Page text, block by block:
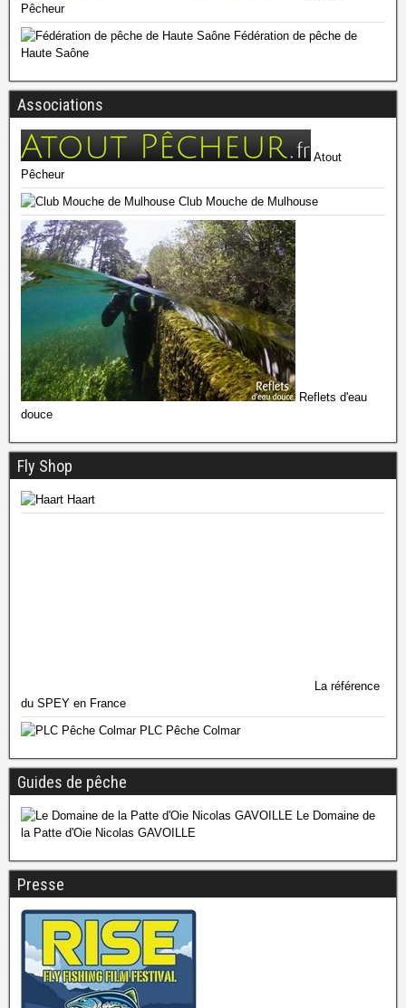
Pêcheur
Fédération de pêche de
Haute Saône
Associations
Atout
Pêcheur
Club Mouche de Mulhouse
Reflets d'eau
douce
Fly Shop
Haart
La référence
du SPEY en France
PLC Pêche Colmar
Guides de pêche
Le Domaine de
la Patte d'Oie Nicolas GAVOILLE
Presse